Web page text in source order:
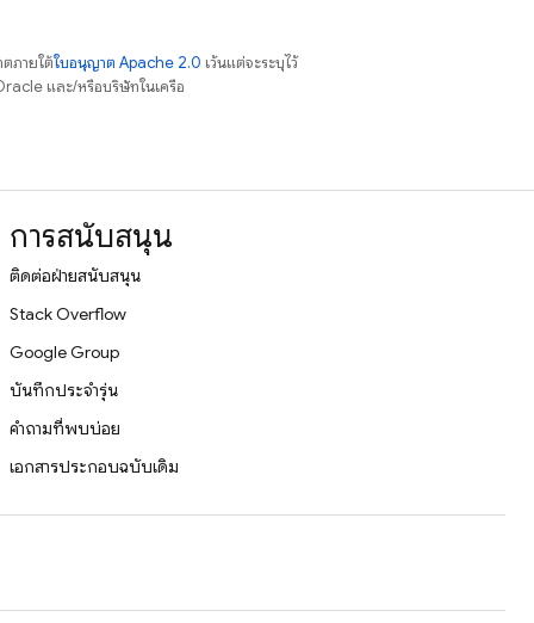
ภายใต้ใบอนุญาต Apache 2.0 เว้นแต่จะระบุไว้
และ/หรือบริษัทในเครือ
การสนับสนุน
ติดต่อฝ่ายสนับสนุน
Stack Overflow
Google Group
บันทึกประจำรุ่น
คำถามที่พบบ่อย
เอกสารประกอบฉบับเดิม